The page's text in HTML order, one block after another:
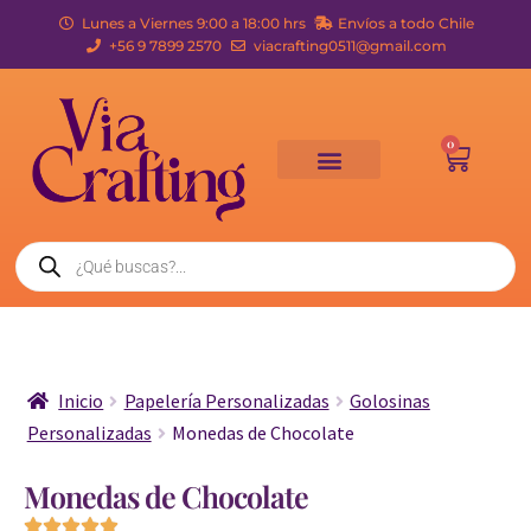
Lunes a Viernes 9:00 a 18:00 hrs
Envíos a todo Chile
+56 9 7899 2570
viacrafting0511@gmail.com
0
Inicio Papelería Personalizadas
Golosinas
Personalizadas
Monedas de Chocolate
Monedas de Chocolate
